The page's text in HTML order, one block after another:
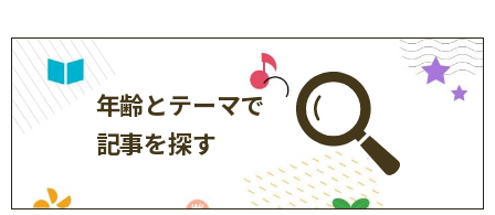
年齢とテーマで
記事を探す